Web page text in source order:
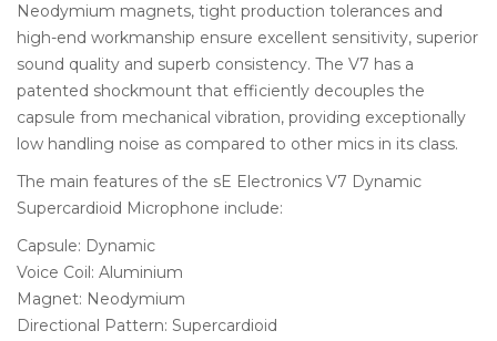
Neodymium magnets, tight production tolerances and
high-end workmanship ensure excellent sensitivity, superior
sound quality and superb consistency. The V7 has a
patented shockmount that efficiently decouples the
capsule from mechanical vibration, providing exceptionally
low handling noise as compared to other mics in its class.
The main features of the sE Electronics V7 Dynamic
Supercardioid Microphone include:
Capsule: Dynamic
Voice Coil: Aluminium
Magnet: Neodymium
Directional Pattern: Supercardioid